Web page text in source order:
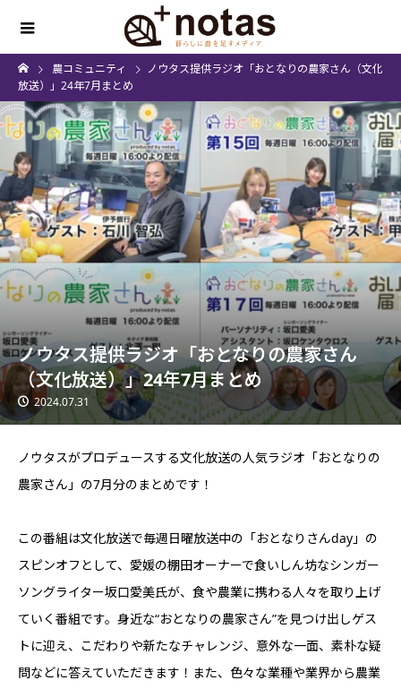
農コミュニティ
ノウタス提供ラジオ「おとなりの農家さん（文化
放送）」24年7月まとめ
ノウタス提供ラジオ「おとなりの農家さん
（文化放送）」24年7月まとめ
2024.07.31
ノウタスがプロデュースする文化放送の人気ラジオ「おとなりの
農家さん」の7月分のまとめです！
この番組は文化放送で毎週日曜放送中の「おとなりさんday」の
スピンオフとして、愛媛の棚田オーナーで食いしん坊なシンガー
ソングライター坂口愛美氏が、食や農業に携わる人々を取り上げ
ていく番組です。身近な“おとなりの農家さん”を見つけ出しゲス
トに迎え、こだわりや新たなチャレンジ、意外な一面、素朴な疑
問などに答えていただきます！また、色々な業種や業界から農業